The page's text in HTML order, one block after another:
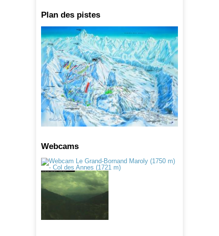
Plan des pistes
Webcams